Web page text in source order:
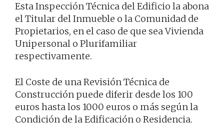
Esta Inspección Técnica del Edificio la abona
el Titular del Inmueble o la Comunidad de
Propietarios, en el caso de que sea Vivienda
Unipersonal o Plurifamiliar
respectivamente.
El Coste de una Revisión Técnica de
Construcción puede diferir desde los 100
euros hasta los 1000 euros o más según la
Condición de la Edificación o Residencia.